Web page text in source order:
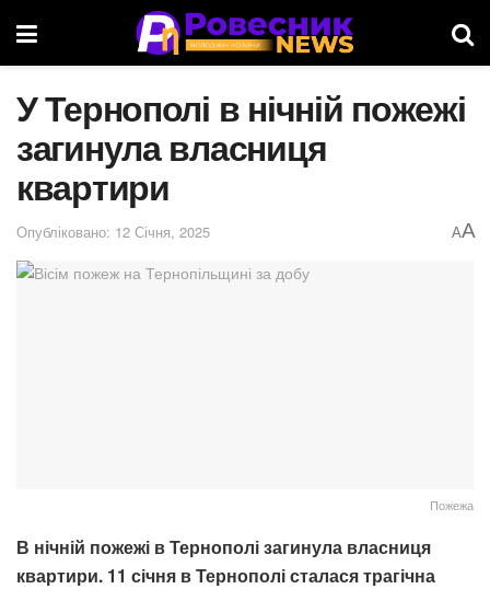
У Тернополі в нічній пожежі
загинула власниця
квартири
Опубліковано: 12 Січня, 2025 AA
Пожежа
В нічній пожежі в Тернополі загинула власниця
квартири. 11 січня в Тернополі сталася трагічна